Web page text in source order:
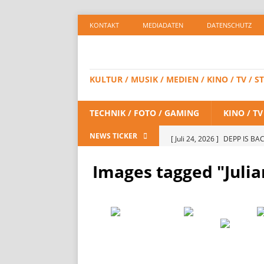
KONTAKT MEDIADATEN DATENSCHUTZ
KULTUR / MUSIK / MEDIEN / KINO / TV /
TECHNIK / FOTO / GAMING KINO /
NEWS TICKER [ Juli 24, 2026 ] DEPP IS
[ Juli 23, 2026 ]
SPIDER-
[ Juli 8, 2026 ]
KAULITZ &
Images tagged